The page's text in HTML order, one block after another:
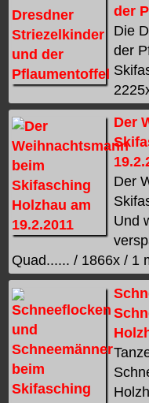
der
Die
der
Der
Der
Und
Quad...... / 1866x / 1